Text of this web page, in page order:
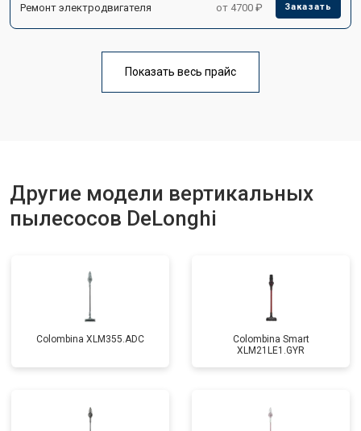
Ремонт электродвигателя от 4700 ₽ Заказать
Показать весь прайс
Другие модели вертикальных
пылесосов DeLonghi
Colombina XLM355.ADC
Colombina Smart
XLM21LE1.GYR